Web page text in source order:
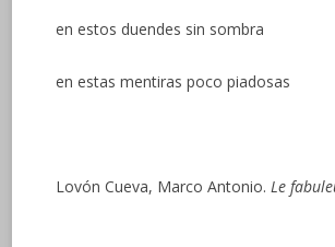
en estos duendes sin sombra
en estas mentiras poco piadosas
Lovón Cueva, Marco Antonio. Le